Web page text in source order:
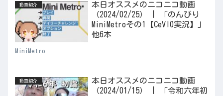
動画紹介
本日オススメのニコニコ動画
（2024/02/25） | 「のんびり
MiniMetroその1【CeVIO実況】」
他6本
MiniMetro
動画紹介
本日オススメのニコニコ動画
（2024/01/15） | 「令和六年初